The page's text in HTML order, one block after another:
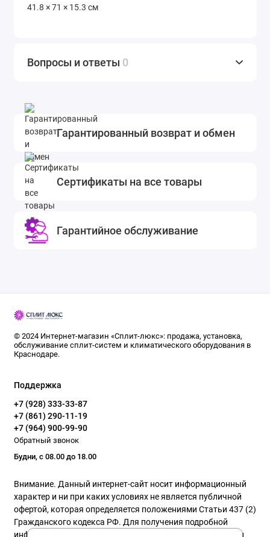
41.8 × 71 × 15.3 см
Вопросы и ответы 0
Гарантированный возврат и обмен
Сертификаты на все товары
Гарантийное обслуживание
© 2024 Интернет-магазин «Сплит-люкс»: продажа, установка,
обслуживание сплит-систем и климатического оборудования в
Краснодаре.
Поддержка
+7 (928) 333-33-87
+7 (861) 290-11-19
+7 (964) 900-99-90
Обратный звонок
Будни, с 08.00 до 18.00
Внимание. Данный интернет-сайт носит информационный
характер и ни при каких условиях не является публичной
офертой, которая определяется положениями Статьи 437 (2)
Гражданского кодекса РФ. Для получения подробной